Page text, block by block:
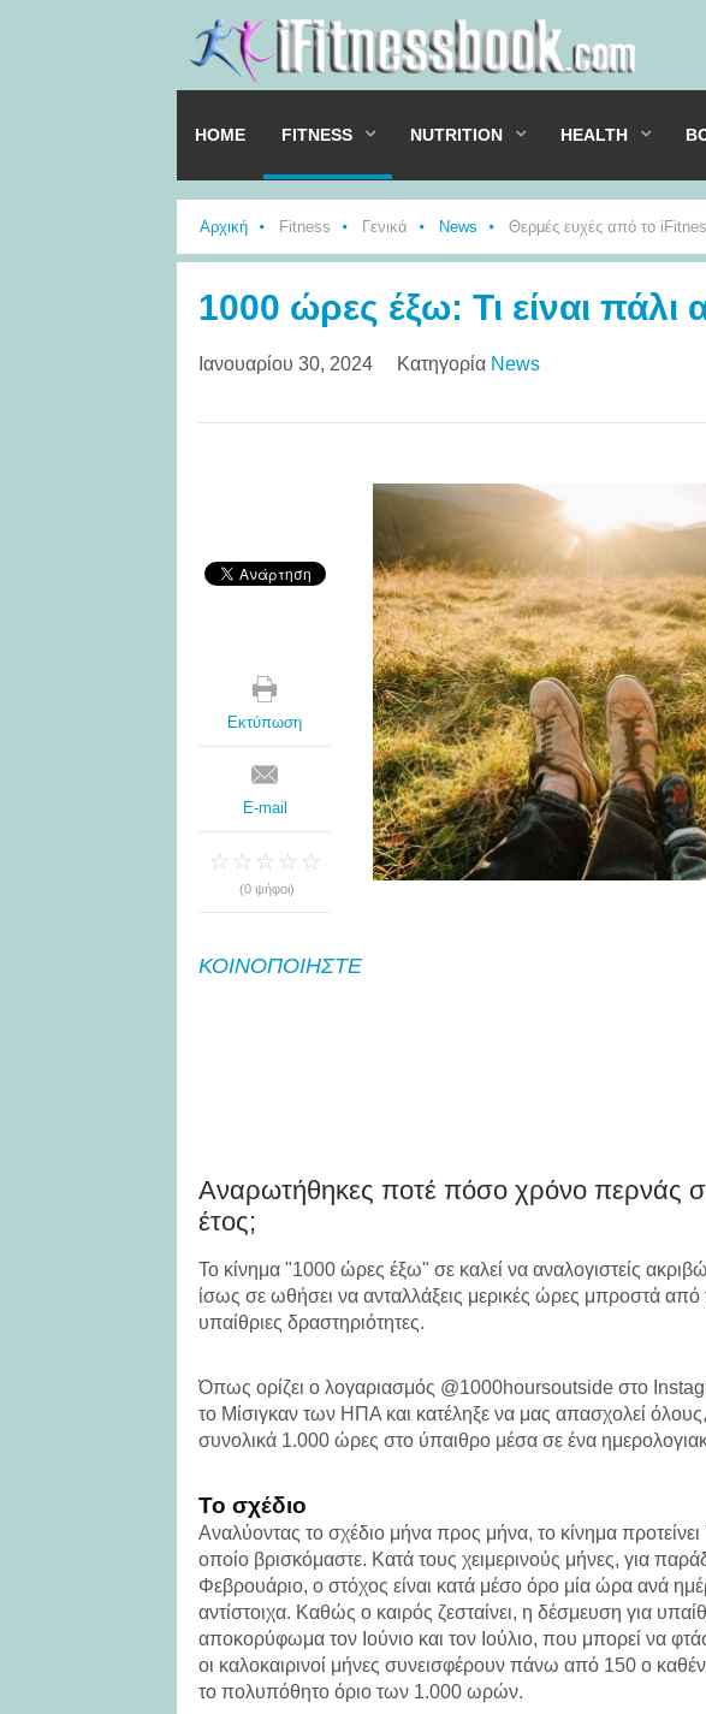
HOME FITNESS NUTRITION HEALTH
Αρχική Fitness Γενικά News Θερμές ευχές από το
1000 ώρες έξω: Τι είναι πάλι
Ιανουαρίου 30, 2024 Κατηγορία News
Εκτύπωση
E-mail
(0 ψήφοι)
ΚΟΙΝΟΠΟΙΗΣΤΕ
Αναρωτήθηκες ποτέ πόσο χρόνο περνάς
έτος;
Το κίνημα "1000 ώρες έξω" σε καλεί να αναλογιστείς
ίσως σε ωθήσει να ανταλλάξεις μερικές ώρες μπροστά από
υπαίθριες δραστηριότητες.
Όπως ορίζει ο λογαριασμός @1000hoursoutside στο
το Μίσιγκαν των ΗΠΑ και κατέληξε να μας απασχολεί
συνολικά 1.000 ώρες στο ύπαιθρο μέσα σε ένα
Το σχέδιο
Αναλύοντας το σχέδιο μήνα προς μήνα, το κίνημα
οποίο βρισκόμαστε. Κατά τους χειμερινούς μήνες, για
Φεβρουάριο, ο στόχος είναι κατά μέσο όρο μία ώρα ανά
αντίστοιχα. Καθώς ο καιρός ζεσταίνει, η δέσμευση για
αποκορύφωμα τον Ιούνιο και τον Ιούλιο, που μπορεί να
οι καλοκαιρινοί μήνες συνεισφέρουν πάνω από 150 ο
το πολυπόθητο όριο των 1.000 ωρών.